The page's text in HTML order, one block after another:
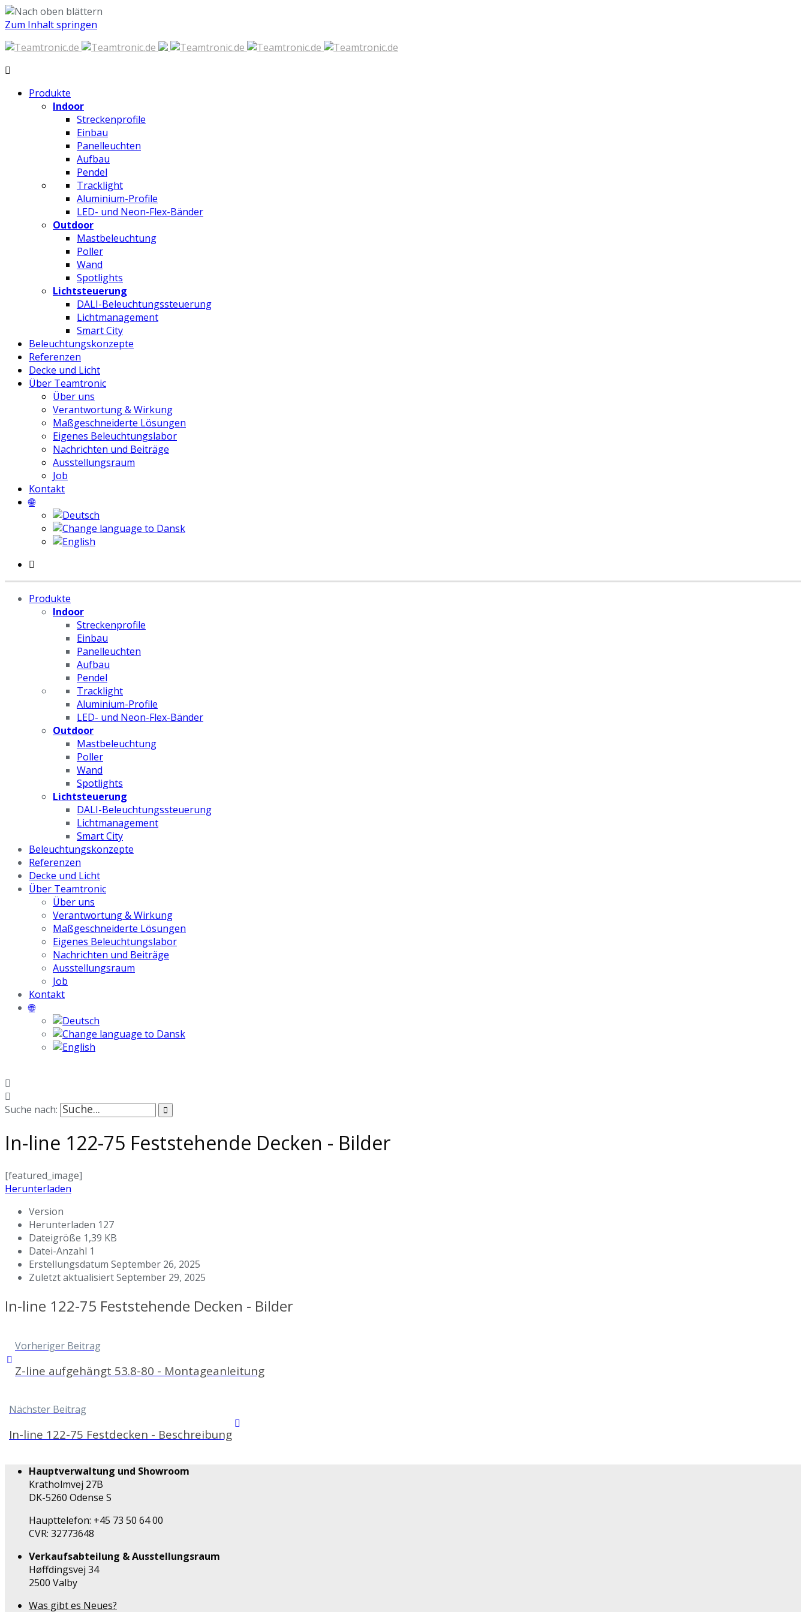
Zum Inhalt springen
Produkte
Indoor
Streckenprofile
Einbau
Panelleuchten
Aufbau
Pendel
Tracklight
Aluminium-Profile
LED- und Neon-Flex-Bänder
Outdoor
Mastbeleuchtung
Poller
Wand
Spotlights
Lichtsteuerung
DALI-Beleuchtungssteuerung
Lichtmanagement
Smart City
Beleuchtungskonzepte
Referenzen
Decke und Licht
Über Teamtronic
Über uns
Verantwortung & Wirkung
Maßgeschneiderte Lösungen
Eigenes Beleuchtungslabor
Nachrichten und Beiträge
Ausstellungsraum
Job
Kontakt
🌐
Produkte
Indoor
Streckenprofile
Einbau
Panelleuchten
Aufbau
Pendel
Tracklight
Aluminium-Profile
LED- und Neon-Flex-Bänder
Outdoor
Mastbeleuchtung
Poller
Wand
Spotlights
Lichtsteuerung
DALI-Beleuchtungssteuerung
Lichtmanagement
Smart City
Beleuchtungskonzepte
Referenzen
Decke und Licht
Über Teamtronic
Über uns
Verantwortung & Wirkung
Maßgeschneiderte Lösungen
Eigenes Beleuchtungslabor
Nachrichten und Beiträge
Ausstellungsraum
Job
Kontakt
🌐
Suche nach:
In-line 122-75 Feststehende Decken - Bilder
[featured_image]
Herunterladen
Version
Herunterladen 127
Dateigröße 1,39 KB
Datei-Anzahl 1
Erstellungsdatum September 26, 2025
Zuletzt aktualisiertSeptember 29, 2025
In-line 122-75 Feststehende Decken - Bilder
Vorheriger Beitrag
Z-line aufgehängt 53.8-80 - Montageanleitung
Nächster Beitrag
In-line 122-75 Festdecken - Beschreibung
Hauptverwaltung und Showroom
Kratholmvej 27B
DK-5260 Odense S
Haupttelefon: +45 73 50 64 00
CVR: 32773648
Verkaufsabteilung & Ausstellungsraum
Høffdingsvej 34
2500 Valby
Was gibt es Neues?